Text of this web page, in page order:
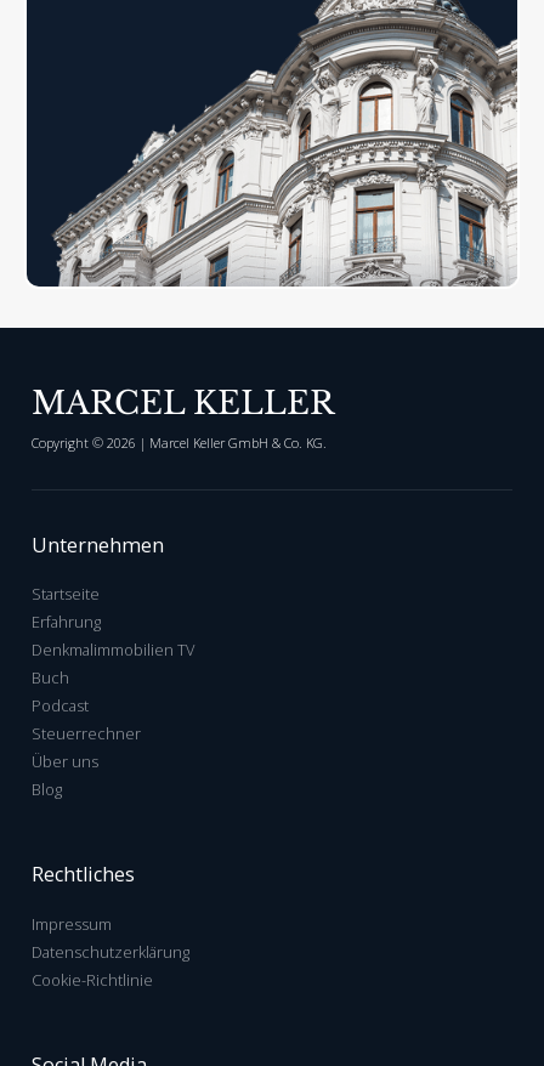
MARCEL KELLER
Copyright © 2026 | Marcel Keller GmbH & Co. KG.
Unternehmen
Startseite
Erfahrung
Denkmalimmobilien TV
Buch
Podcast
Steuerrechner
Über uns
Blog
Rechtliches
Impressum
Datenschutzerklärung
Cookie-Richtlinie